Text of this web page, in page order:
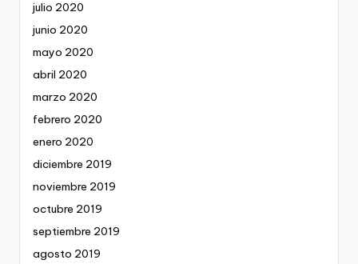
julio 2020
junio 2020
mayo 2020
abril 2020
marzo 2020
febrero 2020
enero 2020
diciembre 2019
noviembre 2019
octubre 2019
septiembre 2019
agosto 2019